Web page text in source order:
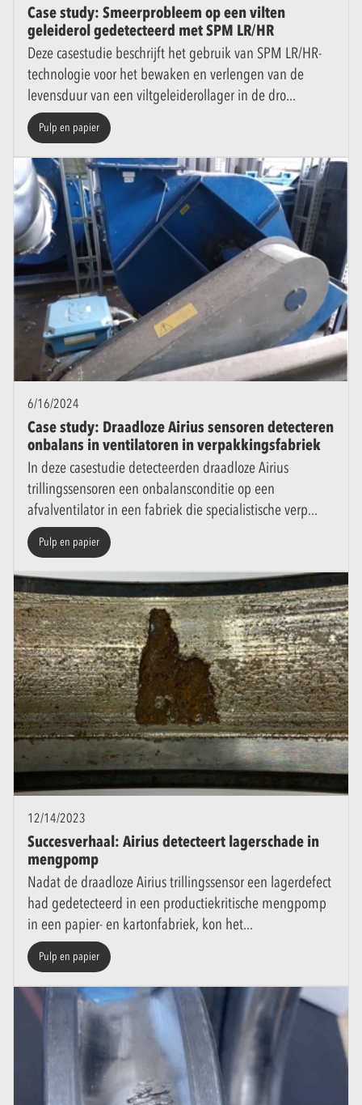
Case study: Smeerprobleem op een vilten
geleiderol gedetecteerd met SPM LR/HR
Deze casestudie beschrijft het gebruik van SPM LR/HR-
technologie voor het bewaken en verlengen van de
levensduur van een viltgeleiderollager in de dro
Pulp en papier
6/16/2024
Case study: Draadloze Airius sensoren detecteren
onbalans in ventilatoren in verpakkingsfabriek
In deze casestudie detecteerden draadloze Airius
trillingssensoren een onbalansconditie op een
afvalventilator in een fabriek die specialistische verp
Pulp en papier
12/14/2023
Succesverhaal: Airius detecteert lagerschade in
mengpomp
Nadat de draadloze Airius trillingssensor een lagerdefect
had gedetecteerd in een productiekritische mengpomp
in een papier- en kartonfabriek, kon het
Pulp en papier